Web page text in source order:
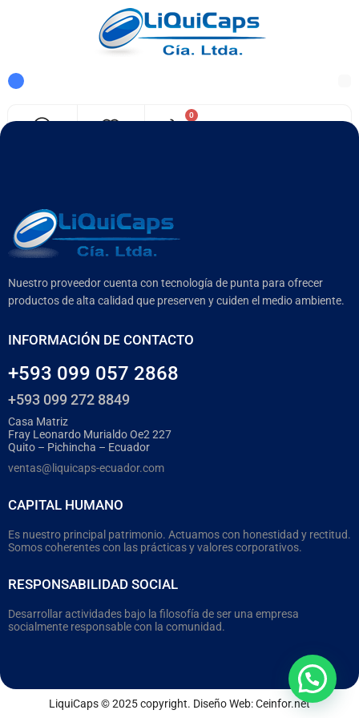
0
Nuestro proveedor cuenta con tecnología de punta para ofrecer
productos de alta calidad que preserven y cuiden el medio ambiente.
INFORMACIÓN DE CONTACTO
+593 099 057 2868
+593 099 272 8849
Casa Matriz
Fray Leonardo Murialdo Oe2 227
Quito – Pichincha – Ecuador
ventas@liquicaps-ecuador.com
CAPITAL HUMANO
Es nuestro principal patrimonio. Actuamos con honestidad y rectitud.
Somos coherentes con las prácticas y valores corporativos.
RESPONSABILIDAD SOCIAL
Desarrollar actividades bajo la filosofía de ser una empresa
socialmente responsable con la comunidad.
LiquiCaps © 2025 copyright. Diseño Web:Ceinfor.net